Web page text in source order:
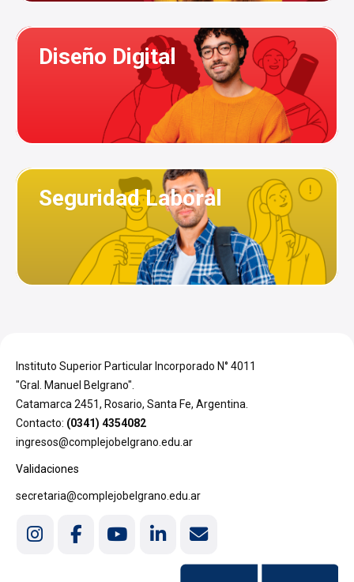
Diseño Digital
Seguridad Laboral
Instituto Superior Particular Incorporado N° 4011
"Gral. Manuel Belgrano".
Catamarca 2451, Rosario, Santa Fe, Argentina.
Contacto: (0341) 4354082
ingresos@complejobelgrano.edu.ar
Validaciones
secretaria@complejobelgrano.edu.ar